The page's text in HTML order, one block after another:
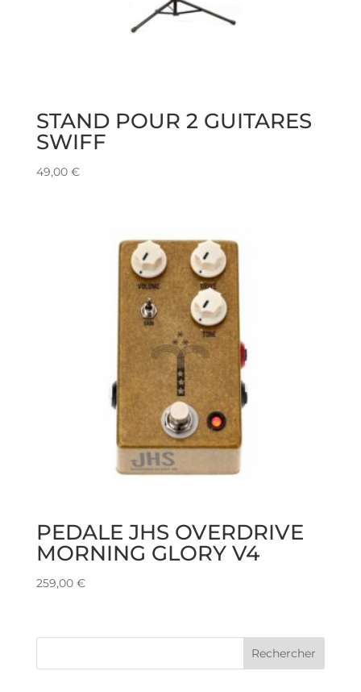
STAND POUR 2 GUITARES
SWIFF
49,00 €
PEDALE JHS OVERDRIVE
MORNING GLORY V4
259,00 €